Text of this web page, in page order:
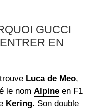
GUCCI
EN
Luca de Meo,
le nom Alpine en F1
Kering. Son double